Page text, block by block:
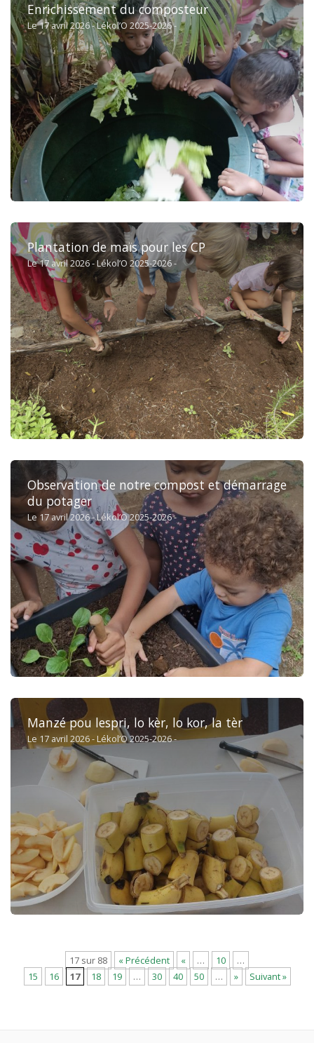
Enrichissement du composteur
Le 17 avril 2026 - Lékol’O 2025-2026 -
Plantation de maïs pour les CP
Le 17 avril 2026 - Lékol’O 2025-2026 -
Observation de notre compost et démarrage
du potager
Le 17 avril 2026 - Lékol’O 2025-2026 -
Manzé pou lespri, lo kèr, lo kor, la tèr
Le 17 avril 2026 - Lékol’O 2025-2026 -
17 sur 88 « Précédent « … 10
…
15
16 17 18 19 … 30 40 50 … » Suivant »